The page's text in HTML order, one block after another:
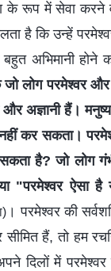
रूप में सेवा करने
है कि उन्हें
अभिमानी होने
लोग परमेश्वर
अज्ञानी हैं।
नहीं कर सकता।
है? जो लोग
"परमेश्वर ऐसा है
। परमेश्वर की
हैं, तो हम
दिलों में परमेश्वर